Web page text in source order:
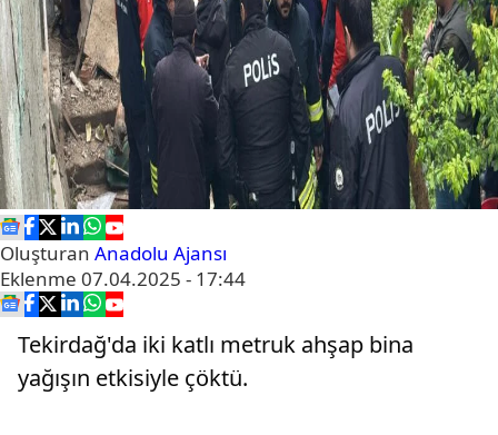
Oluşturan Anadolu Ajansı
Eklenme 07.04.2025 - 17:44
Tekirdağ'da iki katlı metruk ahşap bina
yağışın etkisiyle çöktü.